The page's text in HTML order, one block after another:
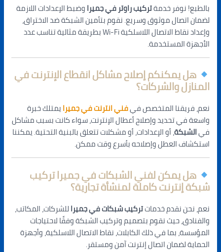
بالطبع! نوفر خدمةتركيب راوتر في جميراوضبط الإعدادات اللازمة
لضمان اتصال موثوق وسريع. نقوم بتأمين الشبكة ضد الاختراق،
وإعداد نقاط الاتصال اللاسلكية Wi-Fi بطريقة مثالية تناسب عدد
الأجهزة المستخدمة.
هل يمكنكم إصلاح مشاكل انقطاع الإنترنت في
المنازل والشركات؟
نعم، فريقنا المتخصص فيفني انترنت في جميرايمتلك خبرة
واسعة في تحديد وإصلاح أعطال الإنترنت، سواء كانت بسبب مشاكل
فيالشبكة، أو الإعدادات، أو مشكلات تتعلق بالبنية التحتية. يمكننا
استكشاف العطل وإصلاحه بأسرع وقت ممكن.
هل يمكن لفني الشبكات في جميرا تركيب
شبكة إنترنت كاملة لمنشأة تجارية؟
نعم، نحن نقدم خدماتتركيب شبكات في جميراللشركات، المكاتب،
والفنادق، حيث نقوم بتصميم وتركيب الشبكة وفقًا لاحتياجات
المؤسسة، بما في ذلك الكابلات، نقاط الاتصال اللاسلكية، وأجهزة
الحماية لضمان اتصال إنترنت آمن ومستقر.